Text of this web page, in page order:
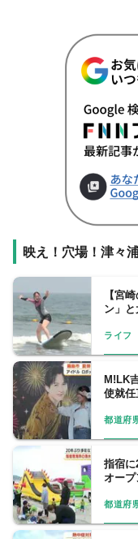
映え！穴場！津々
【宮
ン」
ライフ
M!LK
使就
都道府
指宿
オー
都道府